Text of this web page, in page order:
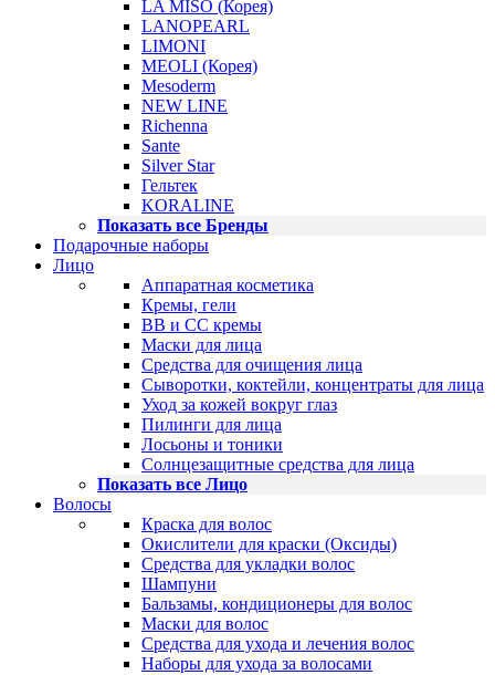
LA MISO (Корея)
LANOPEARL
LIMONI
MEOLI (Корея)
Mesoderm
NEW LINE
Richenna
Sante
Silver Star
Гельтек
KORALINE
Показать все Бренды
Подарочные наборы
Лицо
Аппаратная косметика
Кремы, гели
BB и CC кремы
Маски для лица
Средства для очищения лица
Сыворотки, коктейли, концентраты для лица
Уход за кожей вокруг глаз
Пилинги для лица
Лосьоны и тоники
Солнцезащитные средства для лица
Показать все Лицо
Волосы
Краска для волос
Окислители для краски (Оксиды)
Средства для укладки волос
Шампуни
Бальзамы, кондиционеры для волос
Маски для волос
Средства для ухода и лечения волос
Наборы для ухода за волосами